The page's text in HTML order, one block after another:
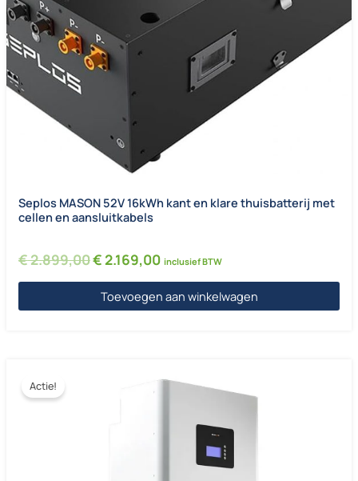
Seplos MASON 52V 16kWh kant en klare thuisbatterij met
cellen en aansluitkabels
€2.899,00Oorspronkelijke prijs was: € 2.899,00.
€2.169,00Huidige prijs is: € 2.169,00.
inclusief BTW
Toevoegen aan winkelwagen
Actie!